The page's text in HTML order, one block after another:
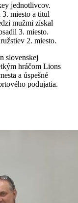
jednotlivcov.
miesto a titul
mužmi získal
3. miesto.
2. miesto.
slovenskej
hráčom Lions
a úspešné
podujatia.